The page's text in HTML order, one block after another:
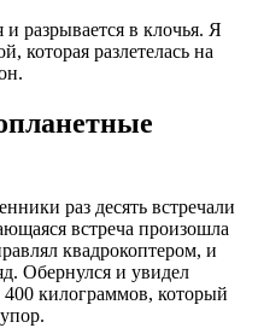
и разрывается в клочья. Я
которая разлетелась на
раз десять встречали
встреча произошла
квадрокоптером, и
Обернулся и увидел
килограммов, который